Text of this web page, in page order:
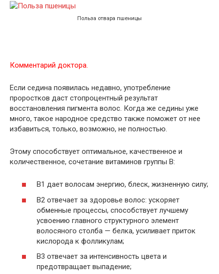
Польза отвара пшеницы
Комментарий доктора.
Если седина появилась недавно, употребление
проростков даст стопроцентный результат
восстановления пигмента волос. Когда же седины уже
много, такое народное средство также поможет от нее
избавиться, только, возможно, не полностью.
Этому способствует оптимальное, качественное и
количественное, сочетание витаминов группы В:
В1 дает волосам энергию, блеск, жизненную силу;
В2 отвечает за здоровье волос: ускоряет
обменные процессы, способствует лучшему
усвоению главного структурного элемент
волосяного столба — белка, усиливает приток
кислорода к фолликулам;
В3 отвечает за интенсивность цвета и
предотвращает выпадение;